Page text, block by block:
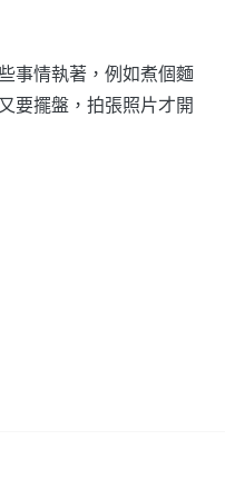
事情執著，例如煮個麵
要擺盤，拍張照片才開